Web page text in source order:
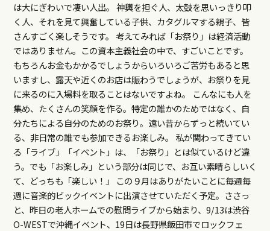
は大にぎわいで凄い人出。 神輿を担ぐ人、太鼓を思いっきり叩
く人、それを見て興奮している子供、カタグルマする親子、皆
さんすごく楽しそうです。 考えてみれば「お祭り」は経済活動
ではありません。この資本主義社会の中で、すごいことです。
もちろんお金もかかるでしょうからいろいろご苦労もあると思
いますし、露天や近くのお店は賑わうでしょうが、お祭りを見
に来るのに入場料を取ることはないですよね。 こんなにも人を
集め、たくさんの笑顔を作る。特定の誰かのためではなく、自
分たちによる自分のためのお祭り。遠い昔からずっと続いてい
る、非日常の誰でも参加できるお楽しみ。 私が関わってきてい
る「ライブ」「イベント」は、「お祭り」とは似ているけど違
う。でも「お楽しみ」という部分は同じで、お互い素晴らしいく
て、どっちも「楽しい！」 この９月はありがたいことに毎週毎
週に音楽的ビックイベントに出演させていただく予定。ささっ
と、昨日の老人ホームでの慰問ライブから始まり、9/13は渋谷
O-WESTで沖縄イベント、19日は長野県飯田市でロックフェ